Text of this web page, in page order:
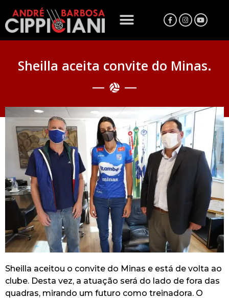
Sheilla aceita convite do Minas.
Sheilla aceitou o convite do Minas e está de volta ao
clube. Desta vez, a atuação será do lado de fora das
quadras, mirando um futuro como treinadora. O